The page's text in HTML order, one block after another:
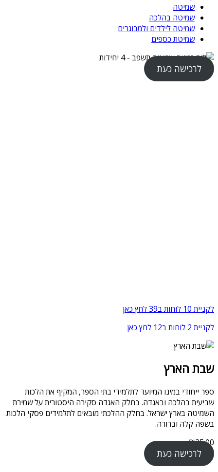
שמיטה
שמיטה בהלכה
שמיטה לילדים ולמבוגרים
שמיטת כספים
לרכישה כעת
לקניית 10 לוחות ב39 לחץ כאן
לקניית 2 לוחות ב12 לחץ כאן
שבת הארץ
ספר ייחודי במינו המיועד לתלמידי בתי הספר, המקיף את הלכות
שביעית בהלכה ובאגדה. בחלק האגדה סקירה היסטורית על שמירת
השמיטה בארץ ישראל. בחלק ההלכתי מובאים לתלמידים פסקי הלכות
בשפה קלה וברורה.
₪35.00
לרכישה כעת